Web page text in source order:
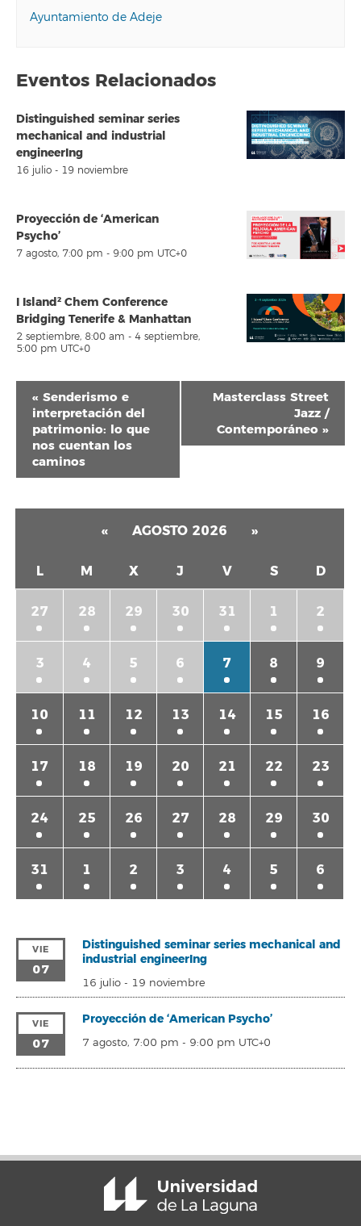
Ayuntamiento de Adeje
Eventos Relacionados
Distinguished seminar series
mechanical and industrial
engineerIng
16 julio - 19 noviembre
Proyección de ‘American
Psycho’
7 agosto, 7:00 pm - 9:00 pm UTC+0
I Island² Chem Conference
Bridging Tenerife & Manhattan
2 septiembre, 8:00 am - 4 septiembre,
5:00 pm UTC+0
Navegación
del
Evento
« Senderismo e
interpretación del
patrimonio: lo que
nos cuentan los
caminos
Masterclass Street
Jazz /
Contemporáneo »
« AGOSTO 2026 »
L M X J V S D
27 28 29 30 31 1 2
3 4 5 6 7 8 9
10 11 12 13 14 15 16
17 18 19 20 21 22 23
24 25 26 27 28 29 30
31 1 2 3 4 5 6
VIE
07
Distinguished seminar series mechanical and
industrial engineerIng
16 julio- 19 noviembre
VIE
07
Proyección de ‘American Psycho’
7 agosto, 7:00 pm - 9:00 pm UTC+0